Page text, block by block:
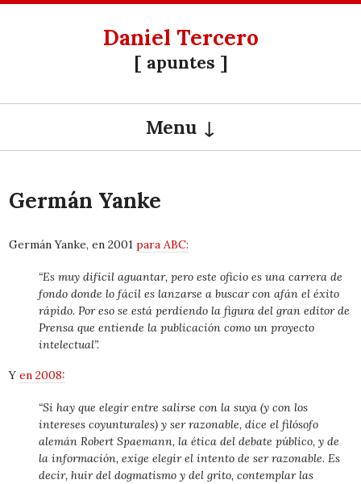
Daniel Tercero
[ apuntes ]
Menu
Germán Yanke
Germán Yanke, en 2001para ABC:
“Es muy difícil aguantar, pero este oficio es una carrera de
fondo donde lo fácil es lanzarse a buscar con afán el éxito
rápido. Por eso se está perdiendo la figura del gran editor de
Prensa que entiende la publicación como un proyecto
intelectual”.
Yen 2008:
“Si hay que elegir entre salirse con la suya (y con los
intereses coyunturales) y ser razonable, dice el filósofo
alemán Robert Spaemann, la ética del debate público, y de
la información, exige elegir el intento de ser razonable. Es
decir, huir del dogmatismo y del grito, contemplar las